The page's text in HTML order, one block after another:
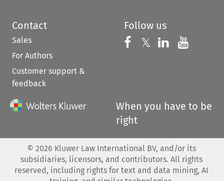
Contact
Sales
For Authors
Customer support &
feedback
Follow us
Follow us on
𝕏 Follow us on
Follow us
When you have to be
right
© 2026 Kluwer Law International BV, and/or its
subsidiaries, licensors, and contributors. All rights
reserved, including rights for text and data mining, AI